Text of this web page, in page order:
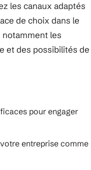
les canaux adaptés
de choix dans le
les
et des possibilités de
pour engager
entreprise comme